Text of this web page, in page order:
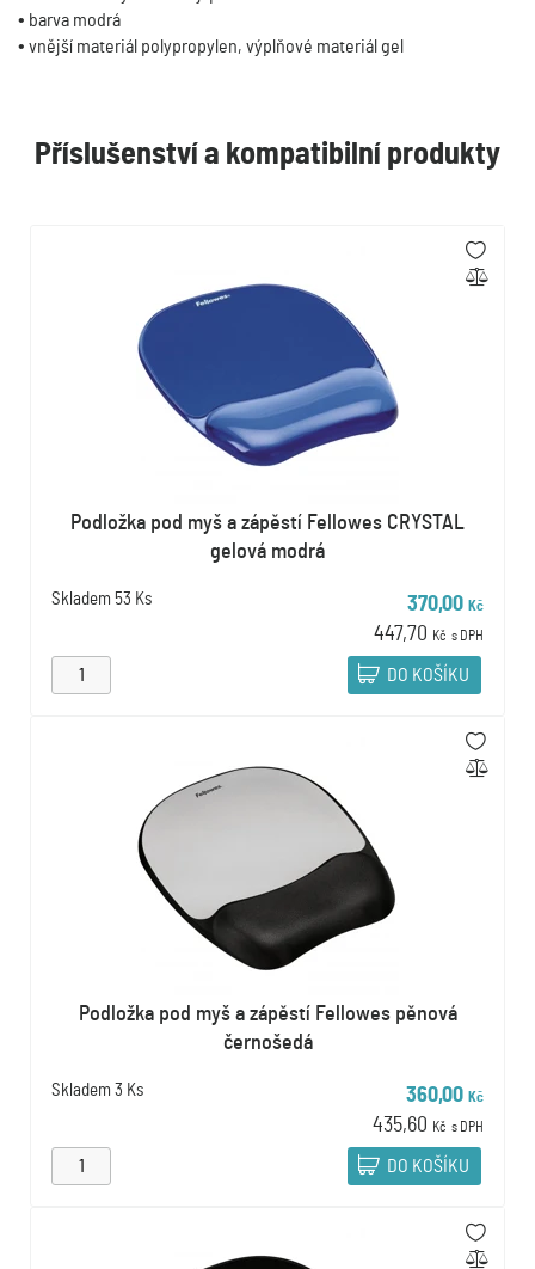
• barva modrá
• vnější materiál polypropylen, výplňové materiál gel
Příslušenství a kompatibilní produkty
Podložka pod myš a zápěstí Fellowes CRYSTAL
gelová modrá
Skladem 53 Ks 370,00 Kč
447,70 Kč s DPH
DO KOŠÍKU
Podložka pod myš a zápěstí Fellowes pěnová
černošedá
Skladem 3 Ks 360,00 Kč
435,60 Kč s DPH
DO KOŠÍKU